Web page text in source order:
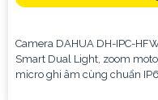
Camera DAHUA DH-IPC-
Smart Dual Light, zoom
micro ghi âm cùng chuẩn